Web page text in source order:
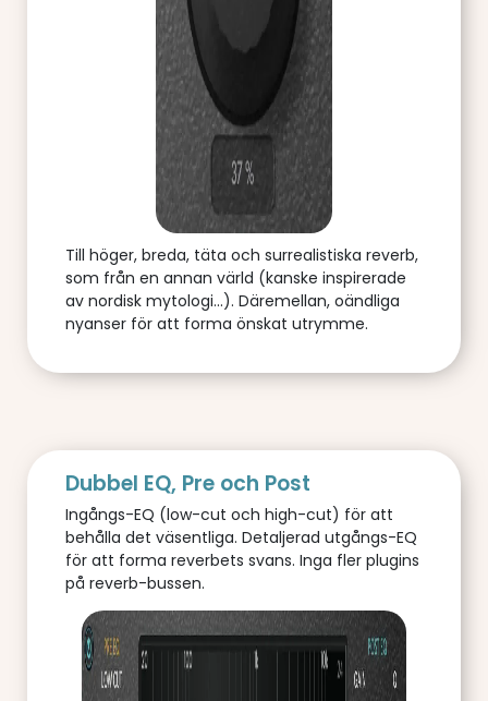
Till höger, breda, täta och surrealistiska reverb,
som från en annan värld (kanske inspirerade
av nordisk mytologi...). Däremellan, oändliga
nyanser för att forma önskat utrymme.
Dubbel EQ, Pre och Post
Ingångs-EQ (low-cut och high-cut) för att
behålla det väsentliga. Detaljerad utgångs-EQ
för att forma reverbets svans. Inga fler plugins
på reverb-bussen.